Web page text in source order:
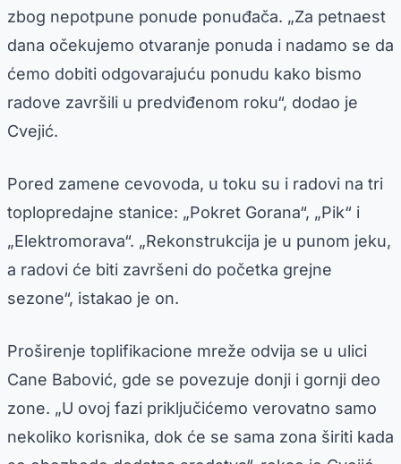
zbog nepotpune ponude ponuđača. „Za petnaest
dana očekujemo otvaranje ponuda i nadamo se da
ćemo dobiti odgovarajuću ponudu kako bismo
radove završili u predviđenom roku“, dodao je
Cvejić.
Pored zamene cevovoda, u toku su i radovi na tri
toplopredajne stanice: „Pokret Gorana“, „Pik“ i
„Elektromorava“. „Rekonstrukcija je u punom jeku,
a radovi će biti završeni do početka grejne
sezone“, istakao je on.
Proširenje toplifikacione mreže odvija se u ulici
Cane Babović, gde se povezuje donji i gornji deo
zone. „U ovoj fazi priključićemo verovatno samo
nekoliko korisnika, dok će se sama zona širiti kada